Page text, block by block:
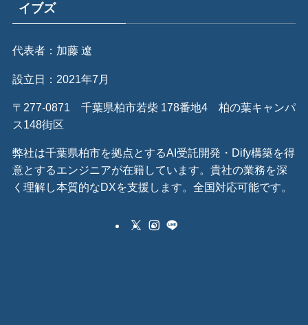
イブズ
代表者：加藤 遼
設立日：2021年7月
〒277-0871 千葉県柏市若柴 178番地4 柏の葉キャンパ
ス148街区
弊社は千葉県柏市を拠点とするAI受託開発・Dify構築を得
意とするエンジニアが在籍しています。貴社の業務を深
く理解し本質的なDXを支援します。全国対応可能です。